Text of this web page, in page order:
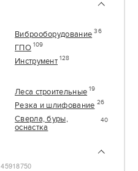
Виброоборудование 36
ГПО 109
Инструмент 128
Леса строительные 19
Резка и шлифование 26
Сверла, буры,
оснастка
40
45918750